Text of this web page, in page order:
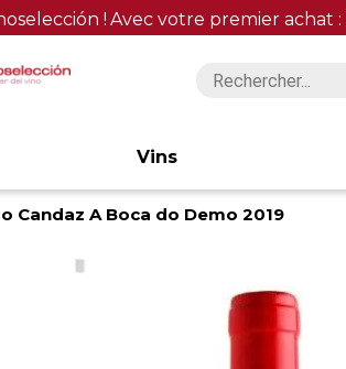
! Avec votre premier achat :
Vins
Candaz A Boca do Demo 2019